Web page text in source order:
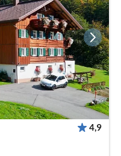
4,9